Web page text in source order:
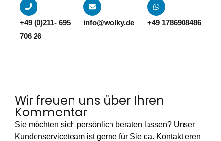
+49 (0)211- 695
706 26
info@wolky.de +49 1786908486
Wir freuen uns über Ihren
Kommentar
Sie möchten sich persönlich beraten lassen? Unser
Kundenserviceteam ist gerne für Sie da. Kontaktieren